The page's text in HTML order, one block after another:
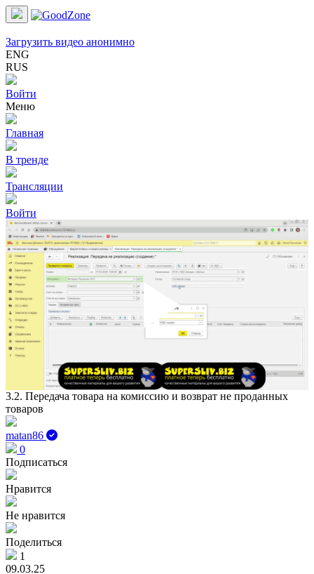
Загрузить видео анонимно
ENG
RUS
Войти
Меню
Главная
В тренде
Трансляции
Войти
Play
3.2. Передача товара на комиссию и возврат не проданных
товаров
matan86
0
Подписаться
Нравится
Не нравится
Поделиться
1
09.03.25